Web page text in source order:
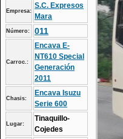
Empresa:
S.C. Expresos
Mara
Número: 011
Carroc.:
Encava E-
NT610 Special
Generación
2011
Chasis:
Encava Isuzu
Serie 600
Lugar:
Tinaquillo-
Cojedes